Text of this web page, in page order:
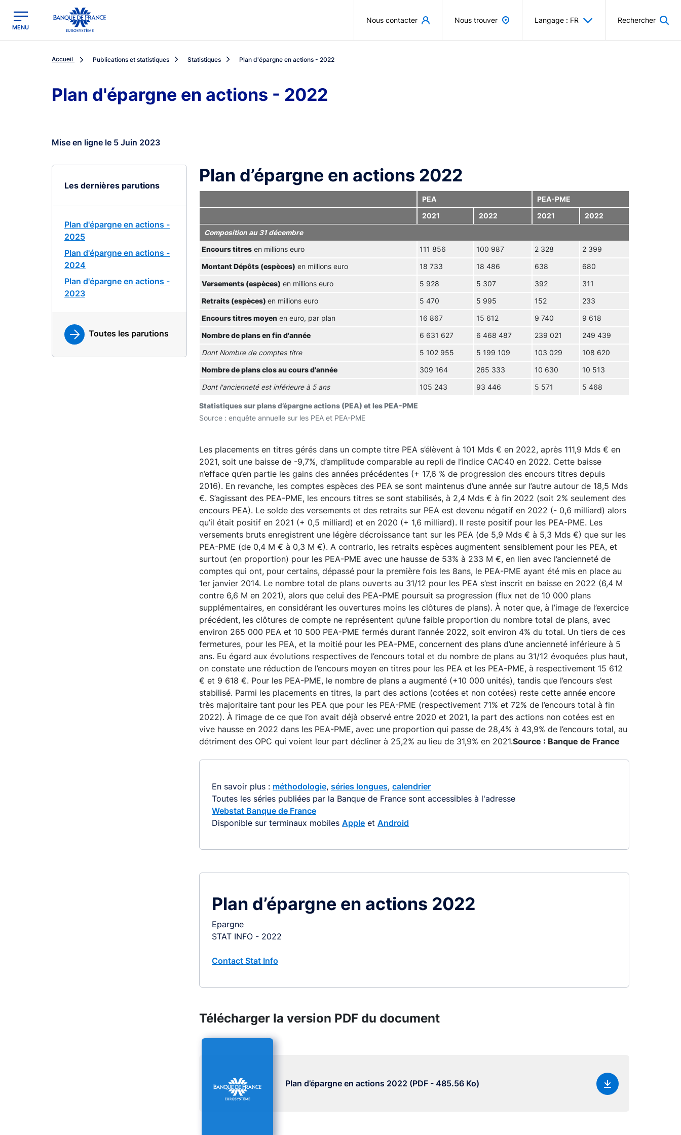
Banque de France - Menu Principal
MENU
Nous contacter Nous trouver Langage : FR Rechercher
Accueil Publications et statistiques Statistiques Plan d'épargne en actions - 2022
Plan d'épargne en actions - 2022
Mise en ligne le 5 Juin 2023
Les dernières parutions
Plan d'épargne en actions -
2025
Plan d'épargne en actions -
2024
Plan d'épargne en actions -
2023
Toutes les parutions
Plan d’épargne en actions 2022
Statistiques sur plans d’épargne actions (PEA) et les PEA-PME
Source : enquête annuelle sur les PEA et PEA-PME
PEA PEA-PME
2021 2022 2021 2022
Composition au 31 décembre
Encours titres en millions euro 111 856 100 987 2 328 2 399
Montant Dépôts (espèces) en millions euro 18 733 18 486 638 680
Versements (espèces) en millions euro 5 928 5 307 392 311
Retraits (espèces) en millions euro 5 470 5 995 152 233
Encours titres moyen en euro, par plan 16 867 15 612 9 740 9 618
Nombre de plans en fin d'année 6 631 627 6 468 487 239 021 249 439
Dont Nombre de comptes titre 5 102 955 5 199 109 103 029 108 620
Nombre de plans clos au cours d'année 309 164 265 333 10 630 10 513
Dont l'ancienneté est inférieure à 5 ans 105 243 93 446 5 571 5 468
Les placements en titres gérés dans un compte titre PEA s’élèvent à 101 Mds € en 2022, après 111,9 Mds € en
2021, soit une baisse de -9,7%, d’amplitude comparable au repli de l’indice CAC40 en 2022. Cette baisse
n’efface qu’en partie les gains des années précédentes (+ 17,6 % de progression des encours titres depuis
2016). En revanche, les comptes espèces des PEA se sont maintenus d’une année sur l’autre autour de 18,5 Mds
€. S’agissant des PEA-PME, les encours titres se sont stabilisés, à 2,4 Mds € à fin 2022 (soit 2% seulement des
encours PEA). Le solde des versements et des retraits sur PEA est devenu négatif en 2022 (- 0,6 milliard) alors
qu’il était positif en 2021 (+ 0,5 milliard) et en 2020 (+ 1,6 milliard). Il reste positif pour les PEA-PME. Les
versements bruts enregistrent une légère décroissance tant sur les PEA (de 5,9 Mds € à 5,3 Mds €) que sur les
PEA-PME (de 0,4 M € à 0,3 M €). A contrario, les retraits espèces augmentent sensiblement pour les PEA, et
surtout (en proportion) pour les PEA-PME avec une hausse de 53% à 233 M €, en lien avec l’ancienneté de
comptes qui ont, pour certains, dépassé pour la première fois les 8ans, le PEA-PME ayant été mis en place au
1er janvier 2014. Le nombre total de plans ouverts au 31/12 pour les PEA s’est inscrit en baisse en 2022 (6,4 M
contre 6,6 M en 2021), alors que celui des PEA-PME poursuit sa progression (flux net de 10 000 plans
supplémentaires, en considérant les ouvertures moins les clôtures de plans). À noter que, à l’image de l’exercice
précédent, les clôtures de compte ne représentent qu’une faible proportion du nombre total de plans, avec
environ 265 000 PEA et 10 500 PEA-PME fermés durant l’année 2022, soit environ 4% du total. Un tiers de ces
fermetures, pour les PEA, et la moitié pour les PEA-PME, concernent des plans d’une ancienneté inférieure à 5
ans. Eu égard aux évolutions respectives de l’encours total et du nombre de plans au 31/12 évoquées plus haut,
on constate une réduction de l’encours moyen en titres pour les PEA et les PEA-PME, à respectivement 15 612
€ et 9 618 €. Pour les PEA-PME, le nombre de plans a augmenté (+10 000 unités), tandis que l’encours s’est
stabilisé. Parmi les placements en titres, la part des actions (cotées et non cotées) reste cette année encore
très majoritaire tant pour les PEA que pour les PEA-PME (respectivement 71% et 72% de l’encours total à fin
2022). À l’image de ce que l’on avait déjà observé entre 2020 et 2021, la part des actions non cotées est en
vive hausse en 2022 dans les PEA-PME, avec une proportion qui passe de 28,4% à 43,9% de l’encours total, au
détriment des OPC qui voient leur part décliner à 25,2% au lieu de 31,9% en 2021.Source : Banque de France
En savoir plus : méthodologie, séries longues, calendrier
Toutes les séries publiées par la Banque de France sont accessibles à l'adresse
Webstat Banque de France
Disponible sur terminaux mobiles Apple et Android
Plan d’épargne en actions 2022
Epargne
STAT INFO - 2022
Contact Stat Info
Télécharger la version PDF du document
Plan d’épargne en actions 2022 (PDF - 485.56 Ko)